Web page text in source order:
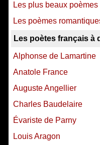
Les plus beaux
Les poèmes
Les poètes français à
Alphonse de Lamartine
Anatole France
Auguste Angellier
Charles Baudelaire
Évariste de Parny
Louis Aragon